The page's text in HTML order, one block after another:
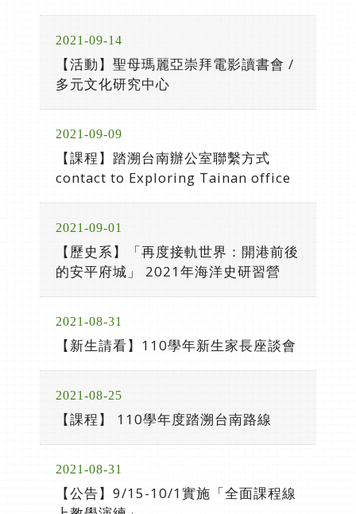
2021-09-14
【活動】聖母瑪麗亞崇拜電影讀書會 /
多元文化研究中心
2021-09-09
【課程】踏溯台南辦公室聯繫方式
contact to Exploring Tainan office
2021-09-01
【歷史系】「再度接軌世界：開港前後
的安平府城」 2021年海洋史研習營
2021-08-31
【新生請看】110學年新生家長座談會
2021-08-25
【課程】 110學年度踏溯台南路線
2021-08-31
【公告】9/15-10/1實施「全面課程線